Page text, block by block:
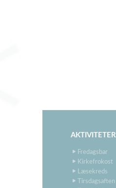
AKTIVITETER
Fredagsbar
Kirkefrokost
Læsekreds
Tirsdagsaften